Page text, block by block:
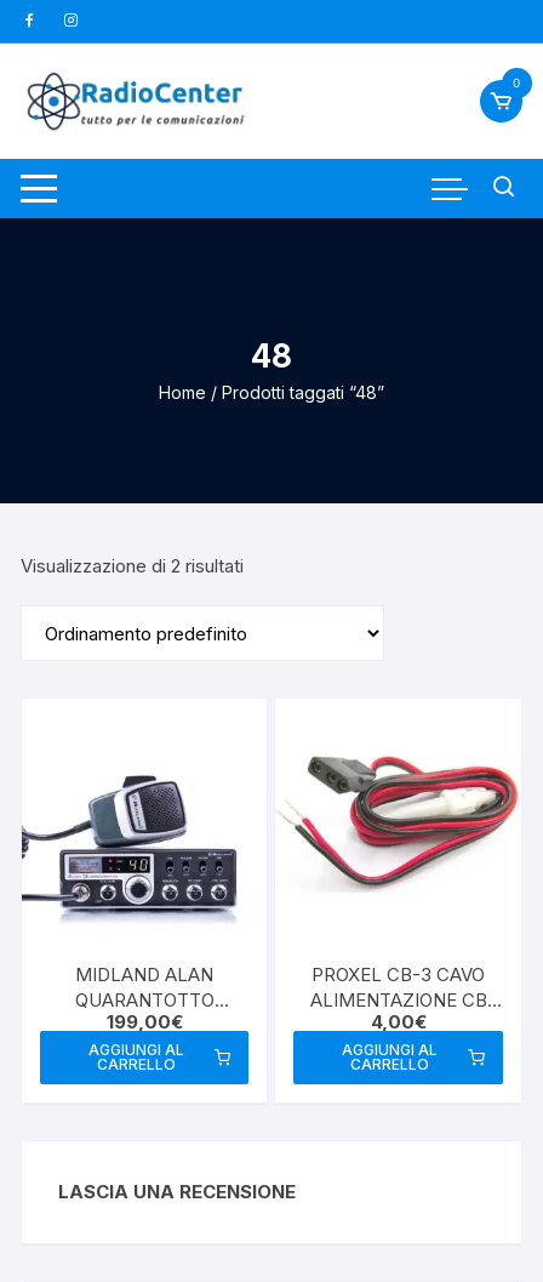
al
contenuto
0
48
Home / Prodotti taggati “48”
Visualizzazione di 2 risultati
MIDLAND ALAN
QUARANTOTTO
RICETRASMETTITORE
CB
199,00€
AGGIUNGI AL
CARRELLO
PROXEL CB-3 CAVO
ALIMENTAZIONE CB
MIDLAND
4,00€
AGGIUNGI AL
CARRELLO
LASCIA UNA RECENSIONE